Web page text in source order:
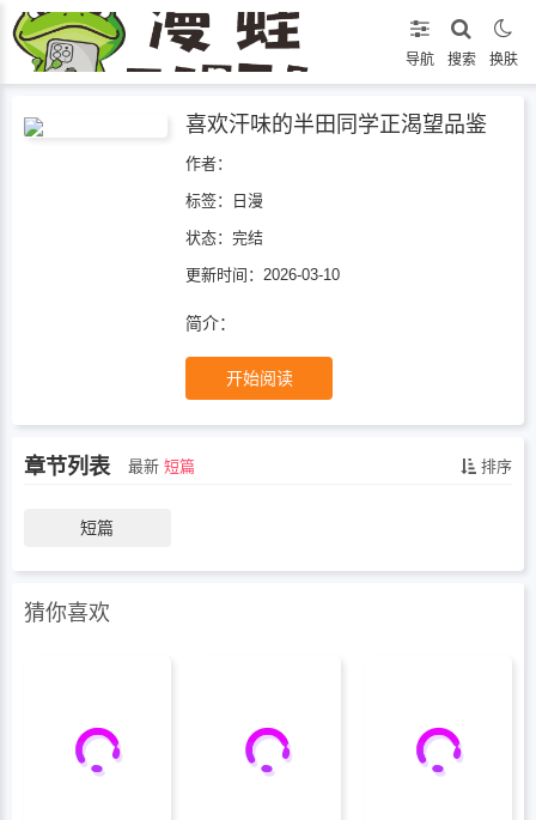
导航 搜索 换肤
喜欢汗味的半田同学正渴望品鉴
作者：
标签： 日漫
状态： 完结
更新时间：2026-03-10
简介：
开始阅读
章节列表 最新 短篇 排序
短篇
猜你喜欢